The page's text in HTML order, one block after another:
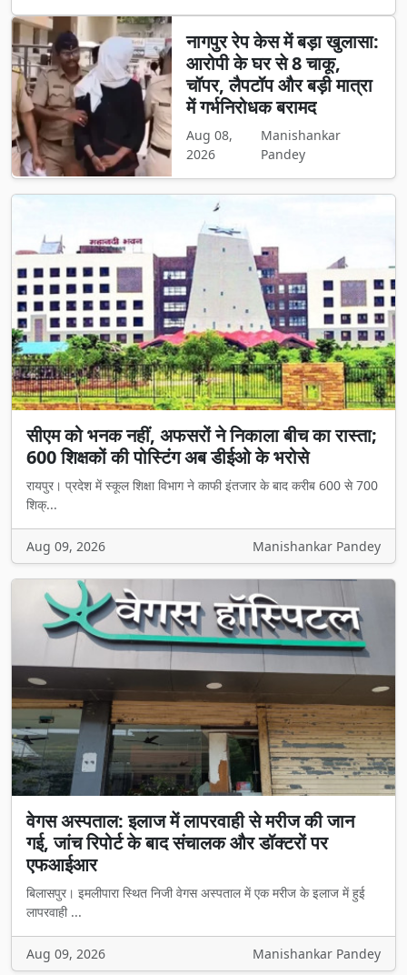
नागपुर रेप केस में बड़ा खुलासा:
आरोपी के घर से 8 चाकू,
चॉपर, लैपटॉप और बड़ी मात्रा
में गर्भनिरोधक बरामद
Aug 08,
2026
Manishankar
Pandey
सीएम को भनक नहीं, अफसरों ने निकाला बीच का रास्ता;
600 शिक्षकों की पोस्टिंग अब डीईओ के भरोसे
रायपुर। प्रदेश में स्कूल शिक्षा विभाग ने काफी इंतजार के बाद करीब 600 से 700
शिक्...
Aug 09, 2026 Manishankar Pandey
वेगस अस्पताल: इलाज में लापरवाही से मरीज की जान
गई, जांच रिपोर्ट के बाद संचालक और डॉक्टरों पर
एफआईआर
बिलासपुर। इमलीपारा स्थित निजी वेगस अस्पताल में एक मरीज के इलाज में हुई
लापरवाही ...
Aug 09, 2026 Manishankar Pandey